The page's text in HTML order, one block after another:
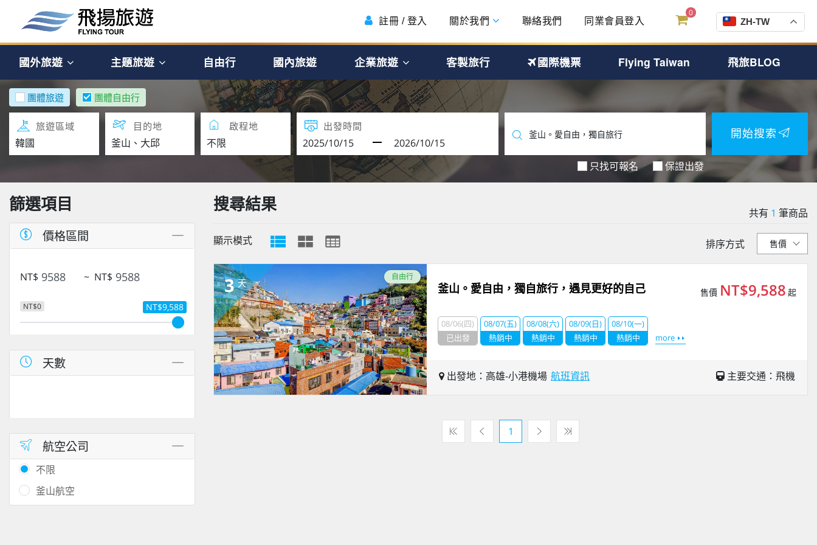
註冊 / 登入 關於我們 聯絡我們 同業會員登入
國外旅遊 主題旅遊 自由行 國內旅遊 企業旅遊 客製旅行 國際機票 Flying Taiwan 飛旅BLOG
0
ZH-TW
團體旅遊 團體自由行
旅遊區域 目的地 啟程地 出發時間
只找可報名 保證出發
開始搜索
篩選項目
價格區間
NT$ ~ NT$
NT$0 NT$9,588
天數
航空公司
不限
釜山航空
搜尋結果 共有 1 筆商品
顯示模式 排序方式
3 天
自由行
釜山。愛自由，獨自旅行，遇見更好的自己 售價 NT$9,588 起
08/06(四)
已出發
08/07(五)
熱銷中
08/08(六)
熱銷中
08/09(日)
熱銷中
08/10(一)
熱銷中
more
出發地：高雄-小港機場 航班資訊 主要交通：飛機
1